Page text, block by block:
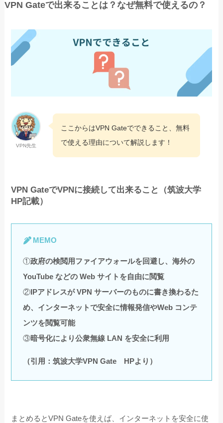
VPN Gateで出来ることは？なぜ無料で使えるの？
VPN先生
ここからはVPN Gateでできること、無料
で使える理由について解説します！
VPN GateでVPNに接続して出来ること（筑波大学
HP記載）
MEMO
①政府の検閲用ファイアウォールを回避し、海外の
YouTube などの Web サイトを自由に閲覧
②IPアドレスが VPN サーバーのものに書き換わるた
め、インターネットで安全に情報発信やWeb コンテ
ンツを閲覧可能
③暗号化により公衆無線 LAN を安全に利用
（引用：筑波大学VPN Gate HPより）
まとめるとVPN Gateを使えば、インターネットを安全に使